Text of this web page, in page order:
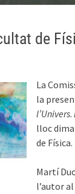
de
La
la
l’Univers.
lloc
de Física.
Martí
l’autor